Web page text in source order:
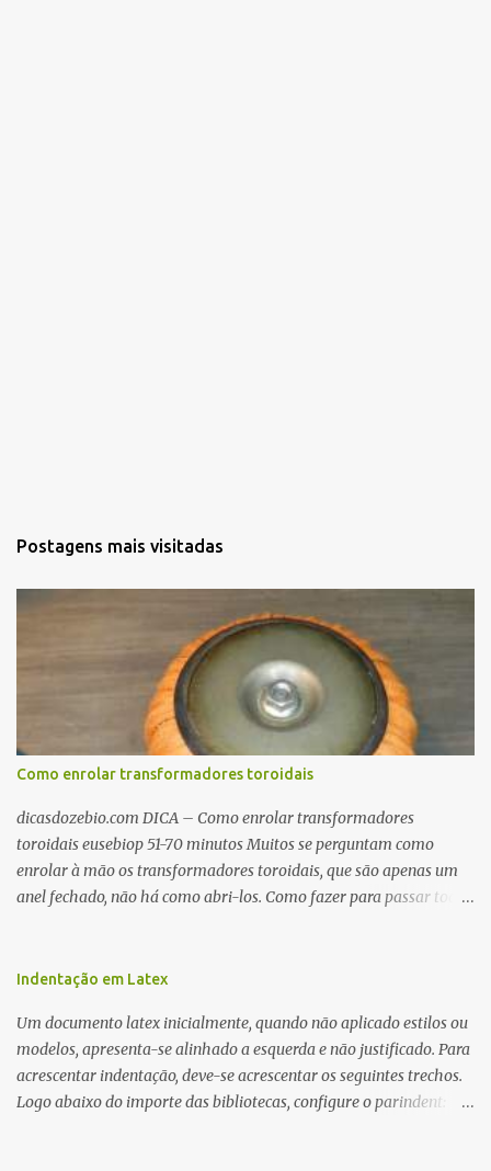
Postagens mais visitadas
Como enrolar transformadores toroidais
dicasdozebio.com DICA – Como enrolar transformadores
toroidais eusebiop 51-70 minutos Muitos se perguntam como
enrolar à mão os transformadores toroidais, que são apenas um
anel fechado, não há como abri-los. Como fazer para passar toda
utilizadas para automatizar a bobinagem de grandes e pequenos
dos núcleos e dos transformadores toroidais e como foram
desmontados dois deles. Características dos transformadores
toroidais Os transformadores toroidais tem aparecido cada vez
mais em circuitos eletrônicos, pois apresentam algumas
Indentação em Latex
Um documento latex inicialmente, quando não aplicado estilos ou
modelos, apresenta-se alinhado a esquerda e não justificado. Para
acrescentar indentação, deve-se acrescentar os seguintes trechos.
Logo abaixo do importe das bibliotecas, configure o parindent: